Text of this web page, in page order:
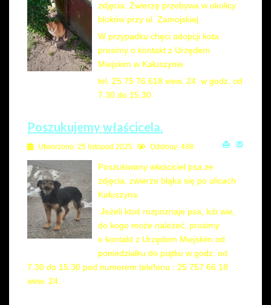
zdjęcia. Zwierzę przebywa w okolicy
bloków przy ul. Zamojskiej.
W przypadku chęci adopcji kota
prosimy o kontakt z Urzędem
Miejskim w Kałuszynie.
tel. 25 75 76 618 wew. 24 w godz. od
7.30 do 15.30.
Poszukujemy właścicela.
Utworzono: 25 listopad 2025 Odsłony: 488
Poszukiwany właściciel psa ze
zdjęcia, zwierze błąka się po ulicach
Kałuszyna.
Jeżeli ktoś rozpoznaje psa, lub wie,
do kogo może należeć, prosimy
o kontakt z Urzędem Miejskim od
poniedziałku do piątku w godz. od
7.30 do 15.30 pod numerem telefonu : 25 757 66 18
wew. 24.